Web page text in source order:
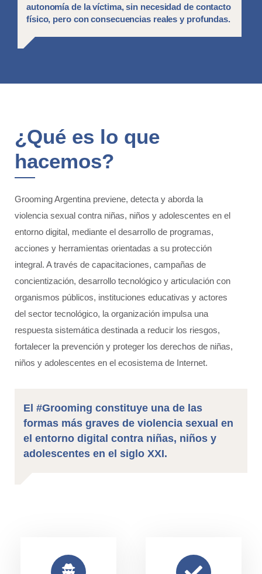
autonomía de la víctima, sin necesidad de contacto
físico, pero con consecuencias reales y profundas.
¿Qué es lo que
hacemos?
Grooming Argentina previene, detecta y aborda la
violencia sexual contra niñas, niños y adolescentes en el
entorno digital, mediante el desarrollo de programas,
acciones y herramientas orientadas a su protección
integral. A través de capacitaciones, campañas de
concientización, desarrollo tecnológico y articulación con
organismos públicos, instituciones educativas y actores
del sector tecnológico, la organización impulsa una
respuesta sistemática destinada a reducir los riesgos,
fortalecer la prevención y proteger los derechos de niñas,
niños y adolescentes en el ecosistema de Internet.
El #Grooming constituye una de las
formas más graves de violencia sexual en
el entorno digital contra niñas, niños y
adolescentes en el siglo XXI.